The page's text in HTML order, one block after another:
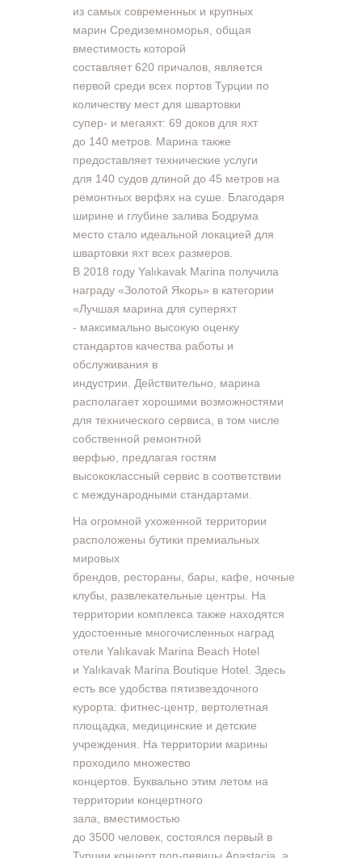
из самых современных и крупных
марин Средиземноморья, общая
вместимость которой
составляет 620 причалов, является
первой среди всех портов Турции по
количеству мест для швартовки
супер- и мегаяхт: 69 доков для яхт
до 140 метров. Марина также
предоставляет технические услуги
для 140 судов длиной до 45 метров на
ремонтных верфях на суше. Благодаря
ширине и глубине залива Бодрума
место стало идеальной локацией для
швартовки яхт всех размеров.
В 2018 году Yalıkavak Marina получила
награду «Золотой Якорь» в категории
«Лучшая марина для суперяхт
- максимально высокую оценку
стандартов качества работы и
обслуживания в
индустрии. Действительно, марина
располагает хорошими возможностями
для технического сервиса, в том числе
собственной ремонтной
верфью, предлагая гостям
высококлассный сервис в соответствии
с международными стандартами.
На огромной ухоженной территории
расположены бутики премиальных
мировых
брендов, рестораны, бары, кафе, ночные
клубы, развлекательные центры. На
территории комплекса также находятся
удостоенные многочисленных наград
отели Yalıkavak Marina Beach Hotel
и Yalıkavak Marina Boutique Hotel. Здесь
есть все удобства пятизвездочного
курорта: фитнес-центр, вертолетная
площадка, медицинские и детские
учреждения. На территории марины
проходило множество
концертов. Буквально этим летом на
территории концертного
зала, вместимостью
до 3500 человек, состоялся первый в